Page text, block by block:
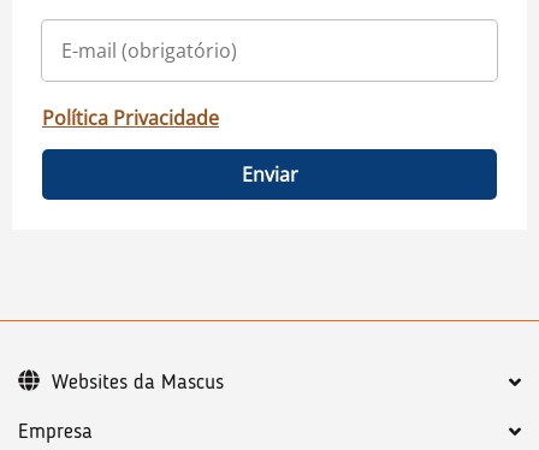
Política Privacidade
Enviar
Empresa
Websites da Mascus